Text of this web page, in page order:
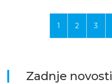
1 2 3
Zadnje novosti